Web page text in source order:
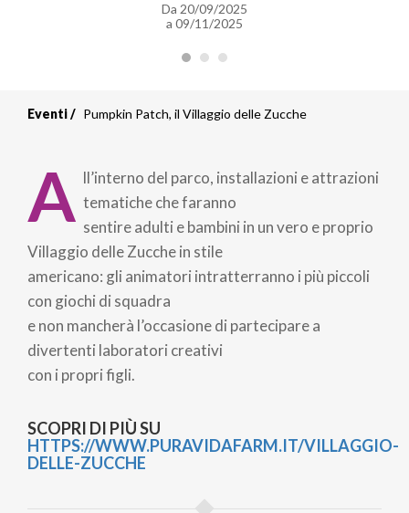
Da 20/09/2025
a 09/11/2025
Eventi Pumpkin Patch, il Villaggio delle Zucche
A ll’interno del parco, installazioni e attrazioni
tematiche che faranno
sentire adulti e bambini in un vero e proprio
Villaggio delle Zucche in stile
americano: gli animatori intratterranno i più piccoli
con giochi di squadra
e non mancherà l’occasione di partecipare a
divertenti laboratori creativi
con i propri figli.
SCOPRI DI PIÙ SU
HTTPS://WWW.PURAVIDAFARM.IT/VILLAGGIO-
DELLE-ZUCCHE